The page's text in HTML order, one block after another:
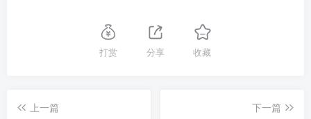
打赏 分享 收藏
上一篇
下一篇